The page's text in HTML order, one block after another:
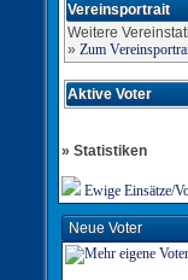
Vereinsportrait
Weitere
» Zum
Aktive Voter
» Statistiken
Ewige Einsätze/
Neue Voter